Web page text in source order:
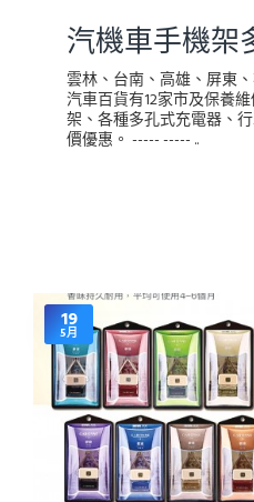
汽機車手機架
雲林、台南、高雄、屏東
汽車百貨有12家市及保養
架、各種多孔式充電器、
價優惠。 ----- ----- ..
19
5月